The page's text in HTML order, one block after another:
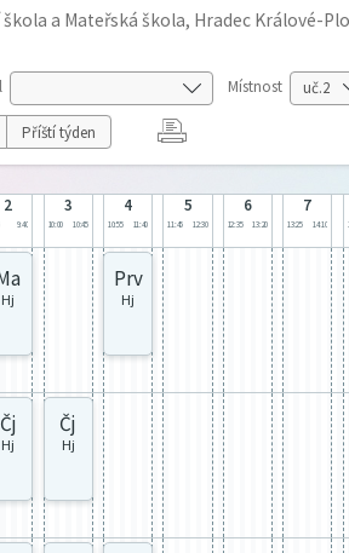
a Mateřská škola, Hradec Králové-
Místnost
Příští týden
2
9:40
3
10:00 10:45
4
10:55 11:40
5
11:45 12:30
6
12:35 13:20
7
13:25 14:10
Hj
Prv
Hj
Čj
Hj
Čj
Hj